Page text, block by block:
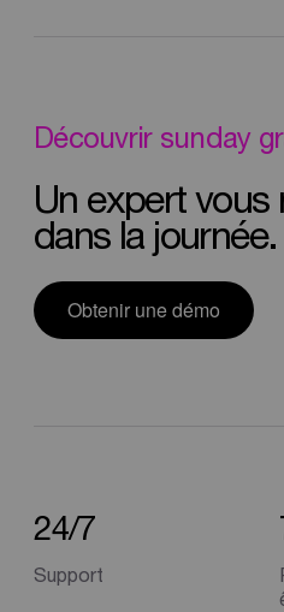
Découvrir sunday
Un expertvous
dans la journée.
Obtenir une démo
24/7
Support